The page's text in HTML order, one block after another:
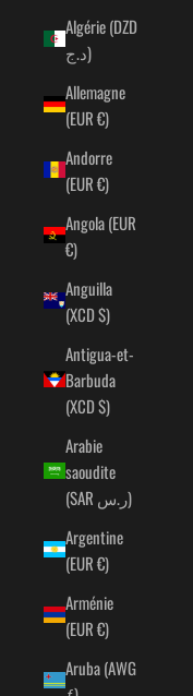
Algérie (DZD
د.ج)
Allemagne
(EUR €)
Andorre
(EUR €)
Angola (EUR
€)
Anguilla
(XCD $)
Antigua-et-
Barbuda
(XCD $)
Arabie
saoudite
(SAR ر.س)
Argentine
(EUR €)
Arménie
(EUR €)
Aruba (AWG